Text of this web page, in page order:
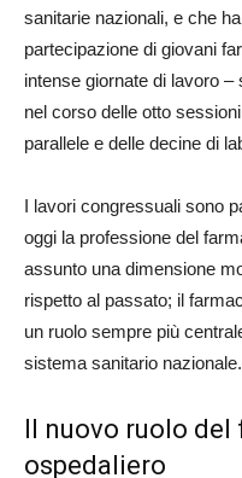
sanitarie nazionali, e che
partecipazione di giovani
intense giornate di lavoro
nel corso delle otto
parallele e delle decine di
I lavori congressuali sono
oggi la professione del
assunto una dimensione
rispetto al passato; il
un ruolo sempre più
sistema sanitario nazionale.
Il nuovo ruolo
ospedaliero